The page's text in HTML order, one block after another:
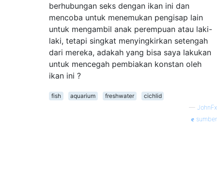
berhubungan seks dengan ikan ini dan
mencoba untuk menemukan pengisap lain
untuk mengambil anak perempuan atau laki-
laki, tetapi singkat menyingkirkan setengah
dari mereka, adakah yang bisa saya lakukan
untuk mencegah pembiakan konstan oleh
ikan ini ?
fish aquarium freshwater
cichlid
— JohnFx
sumber